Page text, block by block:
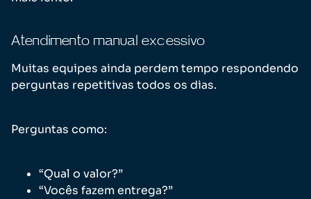
Atendimento manual excessivo
Muitas equipes ainda perdem tempo respondendo
perguntas repetitivas todos os dias.
Perguntas como:
“Qual o valor?”
“Vocês fazem entrega?”